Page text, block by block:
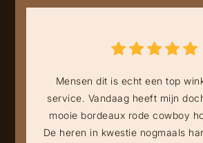
Mensen dit is echt een top
service. Vandaag heeft mijn
mooie bordeaux rode cowboy
De heren in kwestie nogmaals